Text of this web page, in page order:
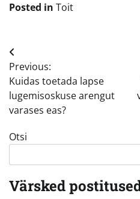
Posted in Toit
Navigeerimine
Previous:
Kuidas toetada lapse
lugemisoskuse arengut
varases eas?
Otsi
Värsked